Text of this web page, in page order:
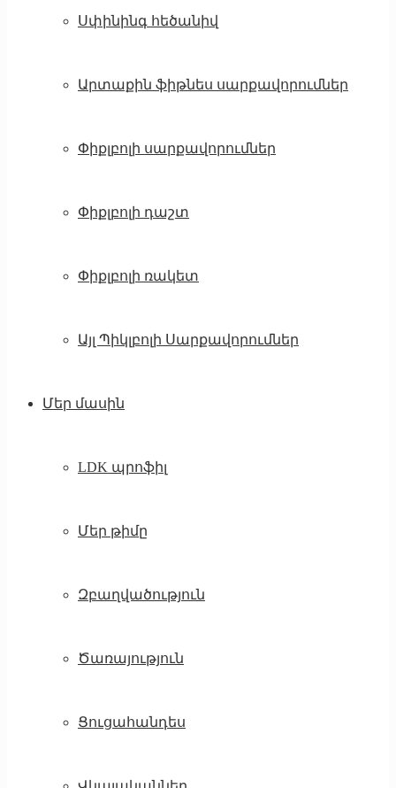
Սփինինգ հեծանիվ
Արտաքին ֆիթնես սարքավորումներ
Փիքլբոլի սարքավորումներ
Փիքլբոլի դաշտ
Փիքլբոլի ռակետ
Այլ Պիկլբոլի Սարքավորումներ
Մեր մասին
LDK պրոֆիլ
Մեր թիմը
Զբաղվածություն
Ծառայություն
Ցուցահանդես